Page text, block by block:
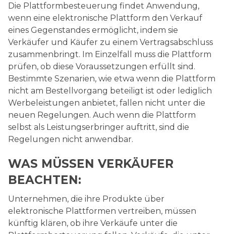
Die Plattformbesteuerung findet Anwendung,
wenn eine elektronische Plattform den Verkauf
eines Gegenstandes ermöglicht, indem sie
Verkäufer und Käufer zu einem Vertragsabschluss
zusammenbringt. Im Einzelfall muss die Plattform
prüfen, ob diese Voraussetzungen erfüllt sind.
Bestimmte Szenarien, wie etwa wenn die Plattform
nicht am Bestellvorgang beteiligt ist oder lediglich
Werbeleis­t­ungen anbietet, fallen nicht unter die
neuen Regelungen. Auch wenn die Plattform
selbst als Leistungserbringer auftritt, sind die
Regelungen nicht anwendbar.
WAS MÜSSEN VERKÄUFER
BEACHTEN:
Unternehmen, die ihre Produkte über
elektronische Plattformen vertreiben, müssen
künftig klären, ob ihre Verkäufe unter die